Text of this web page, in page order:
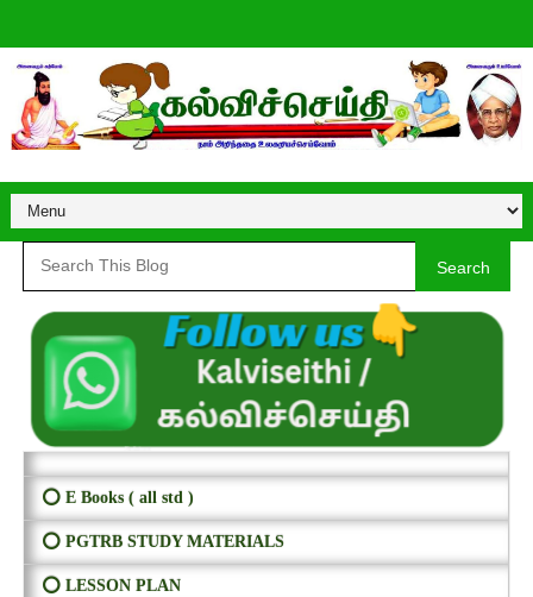
Search
⭕ E Books ( all std )
⭕ PGTRB STUDY MATERIALS
⭕ LESSON PLAN